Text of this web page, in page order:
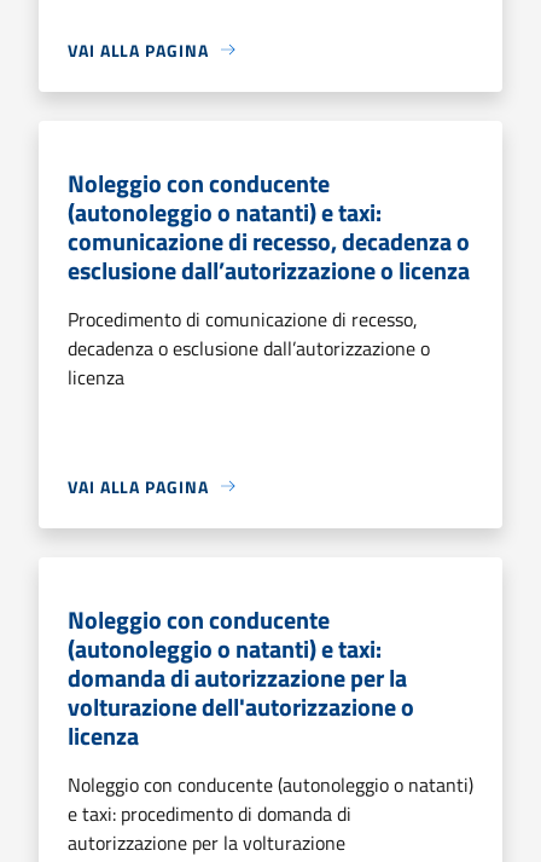
VAI ALLA PAGINA
Noleggio con conducente
(autonoleggio o natanti) e taxi:
comunicazione di recesso, decadenza o
esclusione dall’autorizzazione o licenza
Procedimento di comunicazione di recesso,
decadenza o esclusione dall’autorizzazione o
licenza
VAI ALLA PAGINA
Noleggio con conducente
(autonoleggio o natanti) e taxi:
domanda di autorizzazione per la
volturazione dell'autorizzazione o
licenza
Noleggio con conducente (autonoleggio o natanti)
e taxi: procedimento di domanda di
autorizzazione per la volturazione